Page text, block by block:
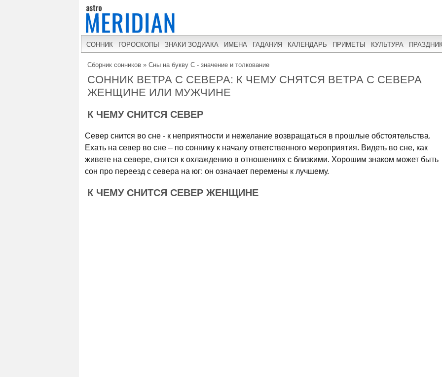
СОННИК ГОРОСКОПЫ ЗНАКИ ЗОДИАКА ИМЕНА ГАДАНИЯ КАЛЕНДАРЬ ПРИМЕТЫ КУЛЬТУРА
Сборник сонников » Сны на букву С - значение и толкование
СОННИК ВЕТРА С СЕВЕРА: К ЧЕМУ СНЯТСЯ ВЕТРА С СЕВЕРА
ЖЕНЩИНЕ ИЛИ МУЖЧИНЕ
К ЧЕМУ СНИТСЯ СЕВЕР
Север снится во сне - к неприятности и нежелание возвращаться в прошлые обстоятельства.
Ехать на север во сне – по соннику к началу ответственного мероприятия. Видеть во сне, как
живете на севере, снится к охлаждению в отношениях с близкими. Хорошим знаком может быть
сон про переезд с севера на юг: он означает перемены к лучшему.
К ЧЕМУ СНИТСЯ СЕВЕР ЖЕНЩИНЕ